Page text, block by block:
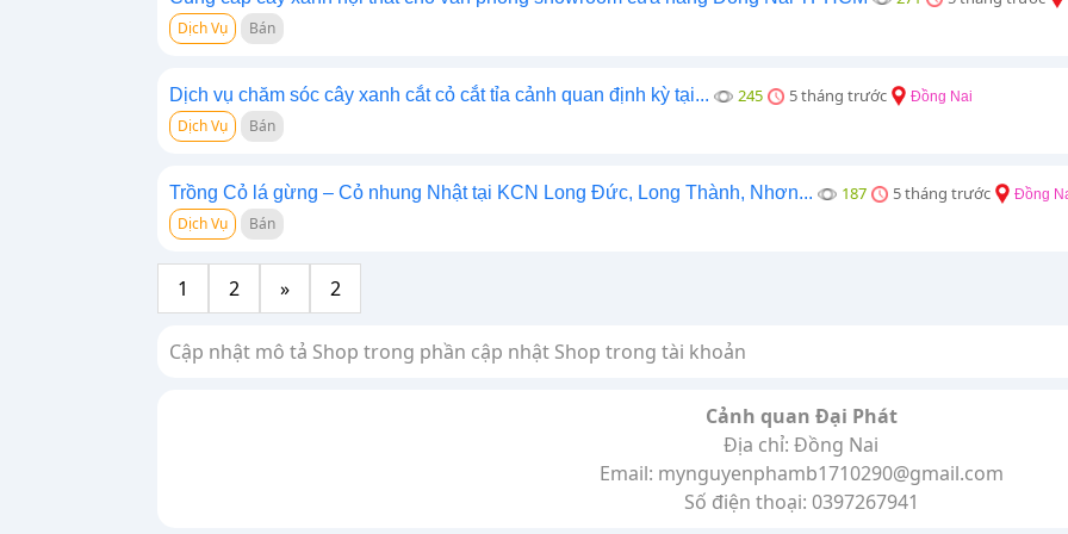
Dịch Vụ Bán
Dịch vụ chăm sóc cây xanh cắt cỏ cắt tỉa cảnh quan định kỳ tại... 245 5 tháng trước Đồng Nai
Dịch Vụ Bán
Trồng Cỏ lá gừng – Cỏ nhung Nhật tại KCN Long Đức, Long Thành, Nhơn... 187 5 tháng trước Đồng
Dịch Vụ Bán
1 2 » 2
Cập nhật mô tả Shop trong phần cập nhật Shop trong tài khoản
Cảnh quan Đại Phát
Địa chỉ: Đồng Nai
Email: mynguyenphamb1710290@gmail.com
Số điện thoại: 0397267941